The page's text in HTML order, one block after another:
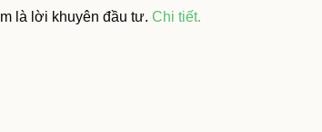
là lời khuyên đầu tư. Chi tiết.